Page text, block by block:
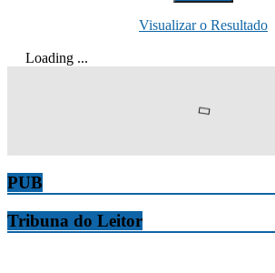
Visualizar o Resultado
Loading ...
PUB
Tribuna do Leitor